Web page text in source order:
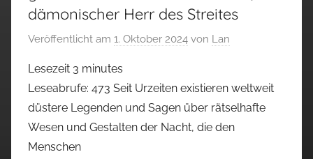
dämonischer Herr des Streites
Veröffentlicht am 1. Oktober 2024 von Lan
Lesezeit 3 minutes
Leseabrufe: 473 Seit Urzeiten existieren weltweit
düstere Legenden und Sagen über rätselhafte
Wesen und Gestalten der Nacht, die den
Menschen